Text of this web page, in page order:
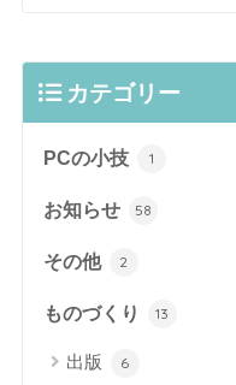
カテゴリー
PCの小技 1
お知らせ 58
その他 2
ものづくり 13
出版 6